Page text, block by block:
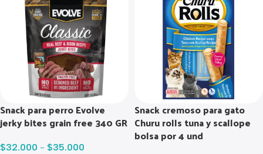
Snack para perro Evolve
jerky bites grain free 340 GR
$32.000 - $35.000
Snack cremoso para gato
Churu rolls tuna y scallope
bolsa por 4 und